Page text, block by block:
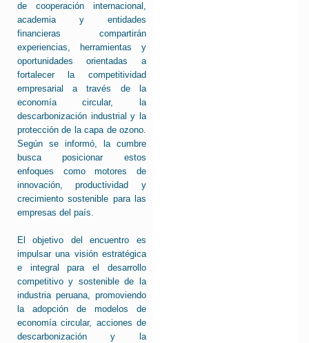
de cooperación internacional,
academia y entidades
financieras compartirán
experiencias, herramientas y
oportunidades orientadas a
fortalecer la competitividad
empresarial a través de la
economía circular, la
descarbonización industrial y la
protección de la capa de ozono.
Según se informó, la cumbre
busca posicionar estos
enfoques como motores de
innovación, productividad y
crecimiento sostenible para las
empresas del país.
El objetivo del encuentro es
impulsar una visión estratégica
e integral para el desarrollo
competitivo y sostenible de la
industria peruana, promoviendo
la adopción de modelos de
economía circular, acciones de
descarbonización y la